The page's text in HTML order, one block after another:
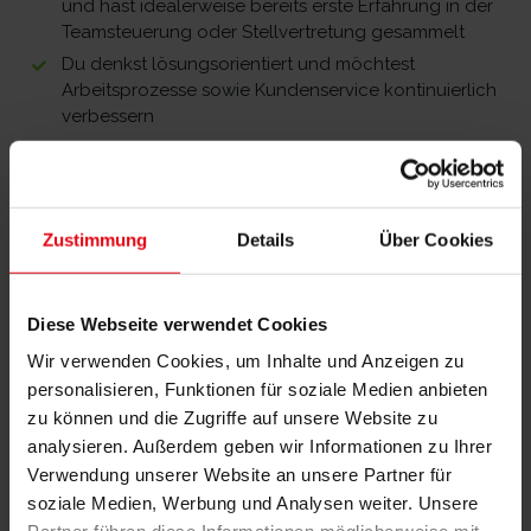
Zustimmung Details Über Cookies
Diese Webseite verwendet Cookies
Wir verwenden Cookies, um Inhalte und Anzeigen zu
personalisieren, Funktionen für soziale Medien anbieten
zu können und die Zugriffe auf unsere Website zu
analysieren. Außerdem geben wir Informationen zu Ihrer
Verwendung unserer Website an unsere Partner für
soziale Medien, Werbung und Analysen weiter. Unsere
und hast idealerweise bereits erste Erfahrung in der
Teamsteuerung oder Stellvertretung gesammelt
Du denkst lösungsorientiert und möchtest
Arbeitsprozesse sowie Kundenservice kontinuierlich
verbessern
Organisationstalent, Verantwortungsbewusstsein
und Hands-on-Mentalität zeichnen dich aus
Du gehst sicher mit Kennzahlen, Computern und
digitalen Tools (z. B. OCP, Salesforce) um
Du möchtest in Teilzeit oder Vollzeit (24–40 Stunden
Frechen / Köln
Warum Swiss Sense?
Weil bei uns nicht nur Qualität und Handwerkskunst
zählen – sondern vor allem der Mensch.
Wir leben Offenheit, fördern Weiterentwicklung und feiern